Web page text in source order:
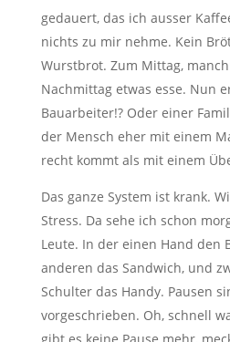
gedauert, das ich ausser
nichts zu mir nehme. Kein
Wurstbrot. Zum Mittag,
Nachmittag etwas esse. Nun
Bauarbeiter!? Oder einer
der Mensch eher mit einem
recht kommt als mit einem
Das ganze System ist krank.
Stress. Da sehe ich schon
Leute. In der einen Hand den
anderen das Sandwich, und
Schulter das Handy. Pausen
vorgeschrieben. Oh, schnell
gibt es keine Pause mehr,